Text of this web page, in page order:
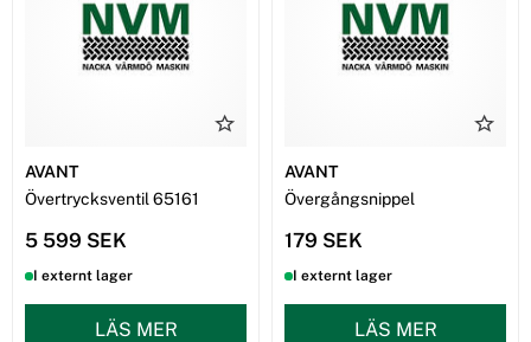
AVANT
Övertrycksventil 65161
5 599 SEK
I externt lager
LÄS MER
AVANT
Övergångsnippel
179 SEK
I externt lager
LÄS MER